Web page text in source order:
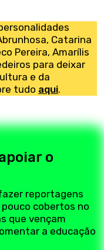
Catarina
Pereira, Amarílis
para deixar
e da
tudo aqui.
o
reportagens
cobertos no
que vençam
a educação